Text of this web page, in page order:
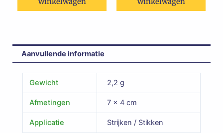
Aanvullende informatie
Gewicht 2,2 g
Afmetingen 7 × 4 cm
Applicatie Strijken / Stikken